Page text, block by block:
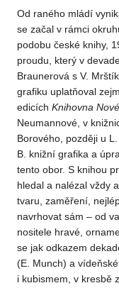
Od raného mládí
se začal v rámci
podobu české knihy,
proudu, který v
Braunerová s V.
grafiku uplatňoval
edicích Knihovna
Neumannové, v
Borového, později u
B. knižní grafika a
tento obor. S knihou
hledal a nalézal vždy
tvaru, zaměření,
navrhovat sám – od
nositele hravé,
se jak odkazem
(E. Munch) a
i kubismem, v kresbě